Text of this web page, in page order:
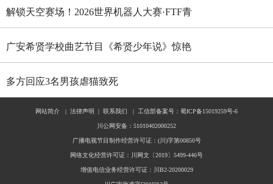
解锁天空赛场！2026世界机器人大赛·FTF青
少年无人机大赛四川选拔赛燃情启幕
广安希贤学校曲艺节目《希贤少年说》惊艳
全国舞台 斩获国家级殊荣
多方回应3名男孩虐猫致死
网站简介 | 法律声明 | 联系我们 | 工信部备案号：蜀ICP备15019259号-6
川公网安备：51010402000252
广播电视节目制作经营许可证：(川)字第00850号
网络文化经营许可证：川网文〔2019〕5499-446号
增值电信业务经营许可证：川B2-20200029